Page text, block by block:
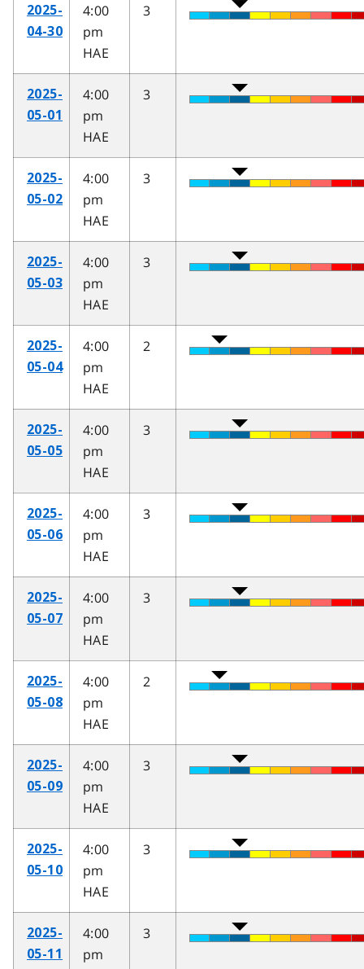
2025-
04-30
4:00
pm
HAE
3
2025-
05-01
4:00
pm
HAE
3
2025-
05-02
4:00
pm
HAE
3
2025-
05-03
4:00
pm
HAE
3
2025-
05-04
4:00
pm
HAE
2
2025-
05-05
4:00
pm
HAE
3
2025-
05-06
4:00
pm
HAE
3
2025-
05-07
4:00
pm
HAE
3
2025-
05-08
4:00
pm
HAE
2
2025-
05-09
4:00
pm
HAE
3
2025-
05-10
4:00
pm
HAE
3
2025-
05-11
4:00
pm
3